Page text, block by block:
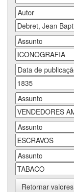
Retornar valores